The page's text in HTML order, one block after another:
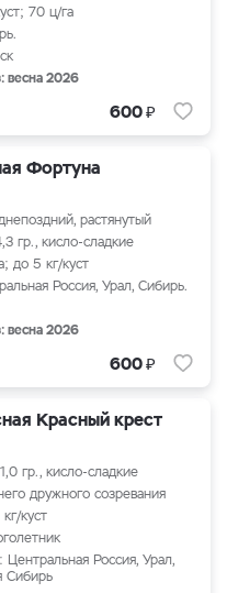
70 ц/га
весна 2026
600₽
Фортуна
растянутый
гр., кисло-сладкие
до 5 кг/куст
Россия, Урал, Сибирь.
весна 2026
600₽
Красный крест
гр., кисло-сладкие
дружного созревания
куст
: Центральная Россия, Урал,
Сибирь